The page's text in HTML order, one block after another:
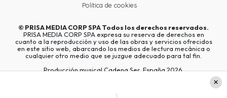
Política de cookies
© PRISA MEDIA CORP SPATodos los derechos reservados.
PRISA MEDIA CORP SPA expresa su reserva de derechos en
cuanto a la reproducción y uso de las obras y servicios ofrecidos
en este sitio web, abarcando los medios de lectura mecánica o
cualquier otro medio que se juzgue adecuado para tal fin.
Producción musical Cadena Ser, España 2026.